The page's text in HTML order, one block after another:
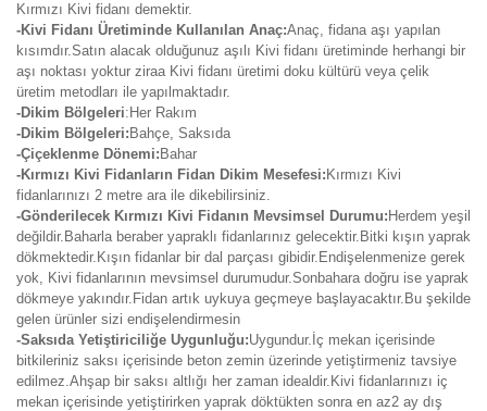
Kırmızı Kivi fidanı demektir.
-Kivi Fidanı Üretiminde Kullanılan Anaç:Anaç, fidana aşı yapılan
kısımdır.Satın alacak olduğunuz aşılı Kivi fidanı üretiminde herhangi bir
aşı noktası yoktur ziraa Kivi fidanı üretimi doku kültürü veya çelik
üretim metodları ile yapılmaktadır.
-Dikim Bölgeleri:Her Rakım
-Dikim Bölgeleri: Bahçe, Saksıda
-Çiçeklenme Dönemi: Bahar
-Kırmızı Kivi Fidanların Fidan Dikim Mesefesi: Kırmızı Kivi
fidanlarınızı 2 metre ara ile dikebilirsiniz.
-Gönderilecek Kırmızı Kivi Fidanın Mevsimsel Durumu: Herdem yeşil
değildir.Baharla beraber yapraklı fidanlarınız gelecektir.Bitki kışın yaprak
dökmektedir.Kışın fidanlar bir dal parçası gibidir.Endişelenmenize gerek
yok, Kivi fidanlarının mevsimsel durumudur.Sonbahara doğru ise yaprak
dökmeye yakındır.Fidan artık uykuya geçmeye başlayacaktır.Bu şekilde
gelen ürünler sizi endişelendirmesin
-Saksıda Yetiştiriciliğe Uygunluğu:Uygundur.İç mekan içerisinde
bitkileriniz saksı içerisinde beton zemin üzerinde yetiştirmeniz tavsiye
edilmez.Ahşap bir saksı altlığı her zaman idealdir.Kivi fidanlarınızı iç
mekan içerisinde yetiştirirken yaprak döktükten sonra en az2 ay dış